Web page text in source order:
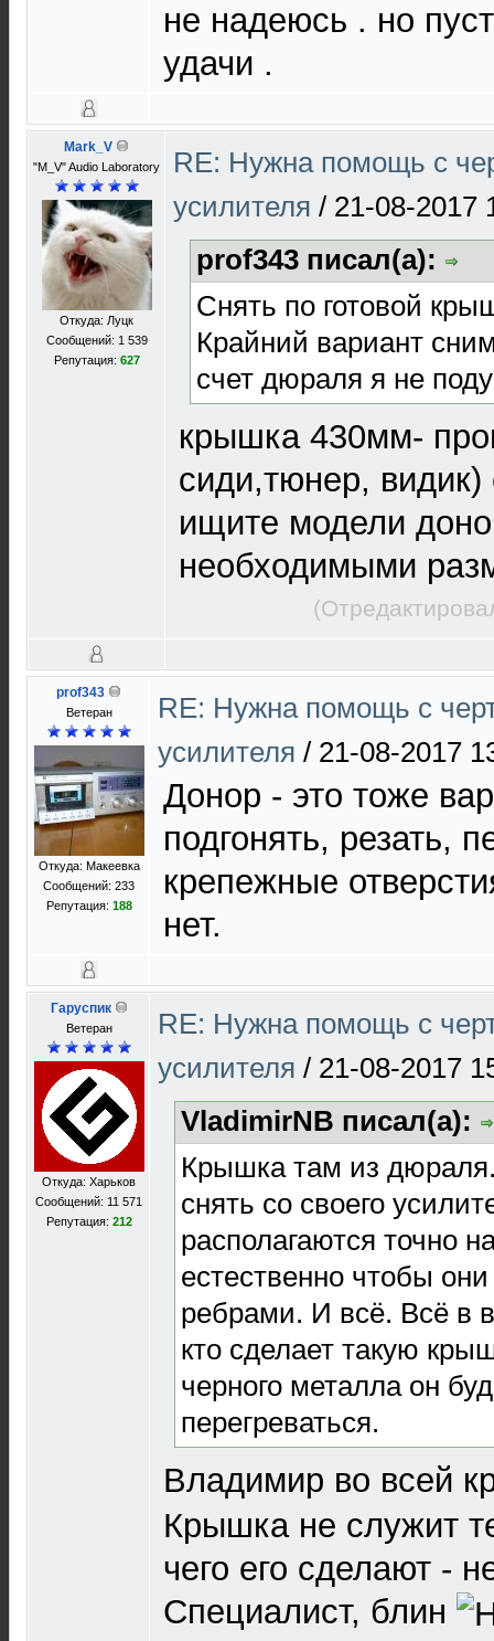
не надеюсь . но
удачи .
Mark_V
"M_V" Audio Laboratory
Откуда: Луцк
Сообщений: 1 539
Репутация: 627
RE: Нужна помощь с
усилителя / 21-08-2017
prof343 писал(а):
Снять по готовой
Крайний вариант
счет дюраля я не
крышка 430мм-
сиди,тюнер, видик)
ищите модели
необходимыми
prof343
Ветеран
Откуда: Макеевка
Сообщений: 233
Репутация: 188
RE: Нужна помощь с
усилителя / 21-08-2017
Донор - это тоже
подгонять, резать,
крепежные
нет.
Гаруспик
Ветеран
Откуда: Харьков
Сообщений: 11 571
Репутация: 212
RE: Нужна помощь с
усилителя / 21-08-2017
VladimirNB писал(а):
Крышка там из
снять со своего
располагаются точно
естественно чтобы
ребрами. И всё. Всё в
кто сделает такую
черного металла он
перегреваться.
Владимир во всей
Крышка не служит
чего его сделают -
Специалист, блин